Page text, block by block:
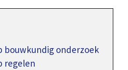
bouwkundig onderzoek
regelen